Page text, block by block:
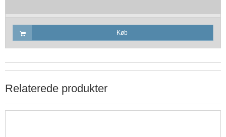
Køb
Relaterede produkter